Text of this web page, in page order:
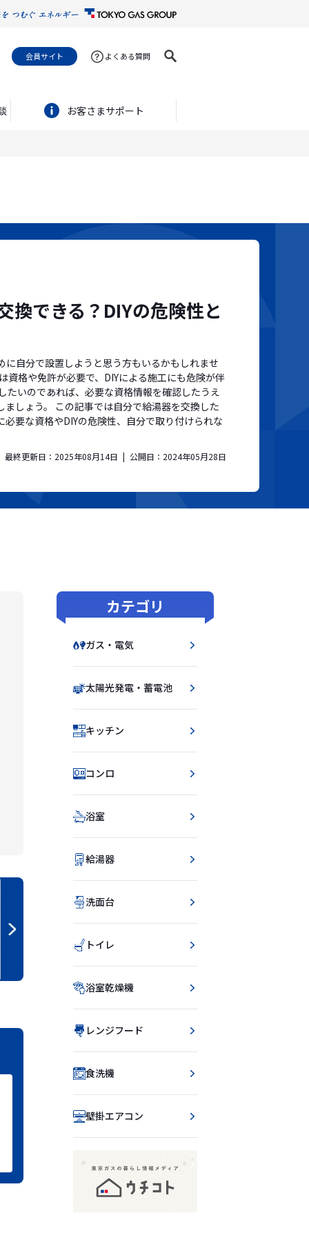
会員サイト よくある質問
お客さまサポート
換できる？DIYの危険性と
に自分で設置しようと思う方もいるかもしれませ
資格や免許が必要で、DIYによる施工にも危険が伴
たいのであれば、必要な資格情報を確認したうえ
しょう。 この記事では自分で給湯器を交換した
要な資格やDIYの危険性、自分で取り付けられな
最終更新日： 2025年08月14日 公開日： 2024年05月28日
カテゴリ
ガス・電気
太陽光発電・蓄電池
キッチン
コンロ
浴室
給湯器
洗面台
トイレ
浴室乾燥機
レンジフード
食洗機
壁掛エアコン